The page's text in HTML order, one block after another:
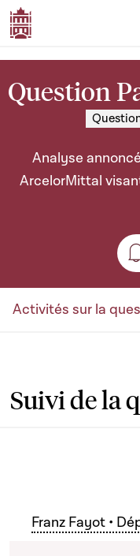
Question
Analyse
ArcelorMittal
Activités sur la
Suivi de la
Franz Fayot •